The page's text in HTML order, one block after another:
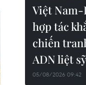
Việt Nam-
hợp tác
chiến
ADN liệt sỹ
05/08/2026 09:42